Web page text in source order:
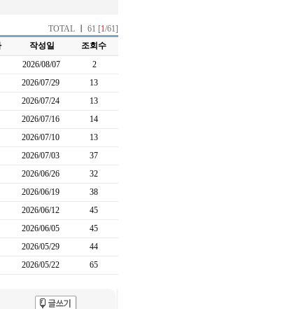
TOTAL 61 [1/61]
작성일
조회수
2026/08/07
2
2026/07/29
13
2026/07/24
13
2026/07/16
14
2026/07/10
13
2026/07/03
37
2026/06/26
32
2026/06/19
38
2026/06/12
45
2026/06/05
45
2026/05/29
44
2026/05/22 65